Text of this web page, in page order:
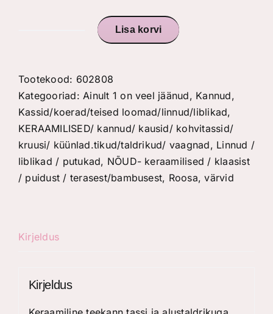
Keraamiline
ja
alustaldrikuga
"Louise
Butterfly"
kogus
Lisa korvi
Tootekood: 602808
Kategooriad:Ainult 1 on veel jäänud, Kannud,
Kassid/koerad/teised loomad/linnud/liblikad,
KERAAMILISED/ kannud/ kausid/ kohvitassid/
kruusi/ küünlad.tikud/taldrikud/ vaagnad, Linnud /
liblikad / putukad, NÕUD- keraamilised / klaasist
/ puidust / terasest/bambusest, Roosa,värvid
Kirjeldus
Kirjeldus